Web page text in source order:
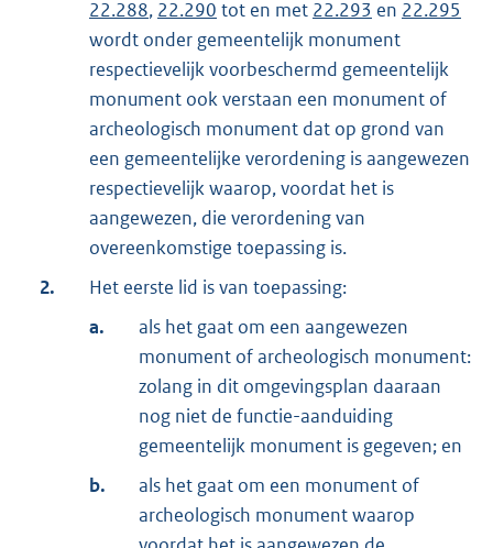
22.288, 22.290 tot en met 22.293 en 22.295
wordt onder gemeentelijk monument
respectievelijk voorbeschermd gemeentelijk
monument ook verstaan een monument of
archeologisch monument dat op grond van
een gemeentelijke verordening is aangewezen
respectievelijk waarop, voordat het is
aangewezen, die verordening van
overeenkomstige toepassing is.
2.
Het eerste lid is van toepassing:
a.
als het gaat om een aangewezen
monument of archeologisch monument:
zolang in dit omgevingsplan daaraan
nog niet de functie-aanduiding
gemeentelijk monument is gegeven; en
b.
als het gaat om een monument of
archeologisch monument waarop